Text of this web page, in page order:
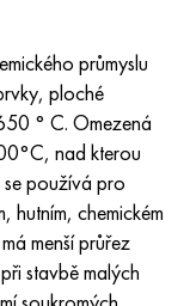
průmyslu
ploché
° C. Omezená
nad kterou
používá pro
hutním, chemickém
menší průřez
stavbě malých